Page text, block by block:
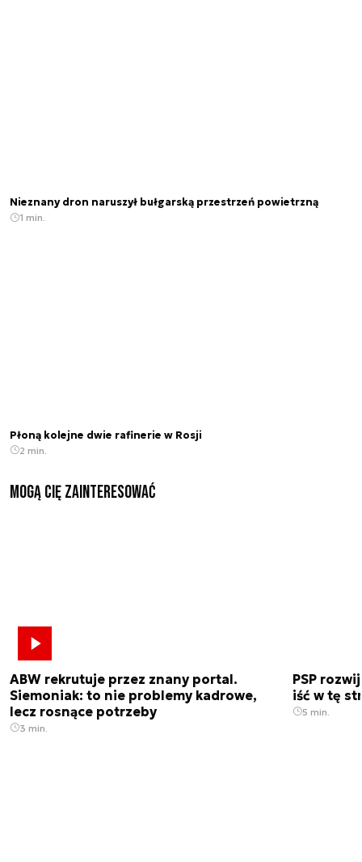
Nieznany dron naruszył bułgarską przestrzeń powietrzną
1 min.
Płoną kolejne dwie rafinerie w Rosji
2 min.
Mogą Cię zainteresować
ABW rekrutuje przez znany portal.
Siemoniak: to nie problemy kadrowe,
lecz rosnące potrzeby
3 min.
PSP
iść w tę
5 min.